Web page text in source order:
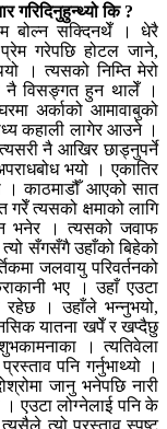
गरिदिनुहुन्थ्यो कि ?
बोल्न सक्दिनथेँ । धेरै
गरेपछि होटल जाने,
। त्यसको निम्ति मेरो
नै विसङ्गत हुन थालेँ ।
अर्काको आमावाबुको
कहाली लागेर आउने ।
नै आखिर छाड्नुपर्ने
भयो । एकातिर
। काठमाडौँ आएको सात
गरेँ त्यसको क्षमाको लागि
भनेर । त्यसको जवाफ
त्यो सँगसँगै उहाँको बिहेको
जलवायु परिवर्तनको
भए । उहाँ एउटा
रहेछ । उहाँले भन्नुभयो,
यातना खपेँ र खप्दैछु
। त्यतिवेला
पनि गर्नुभाथ्यो ।
जानु भनेपछि नारी
एउटा लोग्नेलाई पनि के
त्यो प्रस्ताव स्पष्ट